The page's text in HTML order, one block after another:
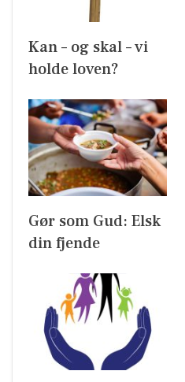
Kan – og skal – vi
holde loven?
Gør som Gud: Elsk
din fjende